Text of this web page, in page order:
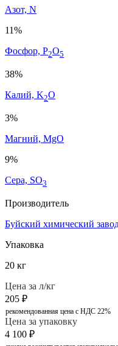
Азот, N
11%
Фосфор, P2O5
38%
Калий, K2O
3%
Магний, MgO
9%
Сера, SO3
Производитель
Буйский химический
Упаковка
20 кг
Цена за л/кг
205 ₽
рекомендованная цена с НДС 22%
Цена за упаковку
4 100 ₽